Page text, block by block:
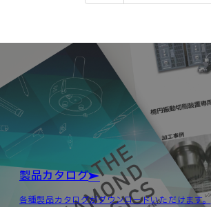
製品カタログ
各種製品カタログがダウンロードいただけます。